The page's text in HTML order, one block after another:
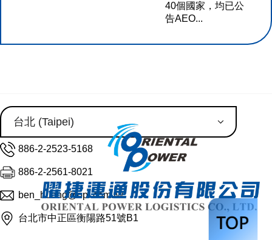
40個國家，均已公
告AEO...
886-2-2523-5168
886-2-2561-8021
ben_huang@opl.com.tw
台北市中正區衡陽路51號B1